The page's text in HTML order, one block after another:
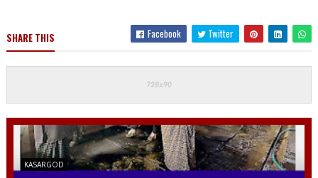
SHARE THIS Facebook Twitter
KASARGOD